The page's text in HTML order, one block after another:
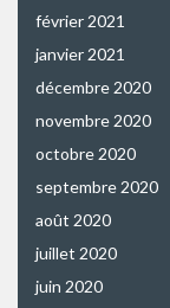
février 2021
janvier 2021
décembre 2020
novembre 2020
octobre 2020
septembre 2020
août 2020
juillet 2020
juin 2020